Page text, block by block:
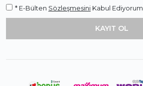
* E-Bülten Sözleşmesini Kabul Ediyorum